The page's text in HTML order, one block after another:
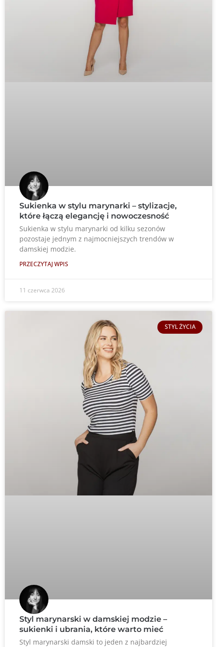
Sukienka w stylu marynarki – stylizacje,
które łączą elegancję i nowoczesność
Sukienka w stylu marynarki od kilku sezonów
pozostaje jednym z najmocniejszych trendów w
damskiej modzie.
PRZECZYTAJ WPIS
11 czerwca 2026
STYL ŻYCIA
Styl marynarski w damskiej modzie –
sukienki i ubrania, które warto mieć
Styl marynarski damski to jeden z najbardziej